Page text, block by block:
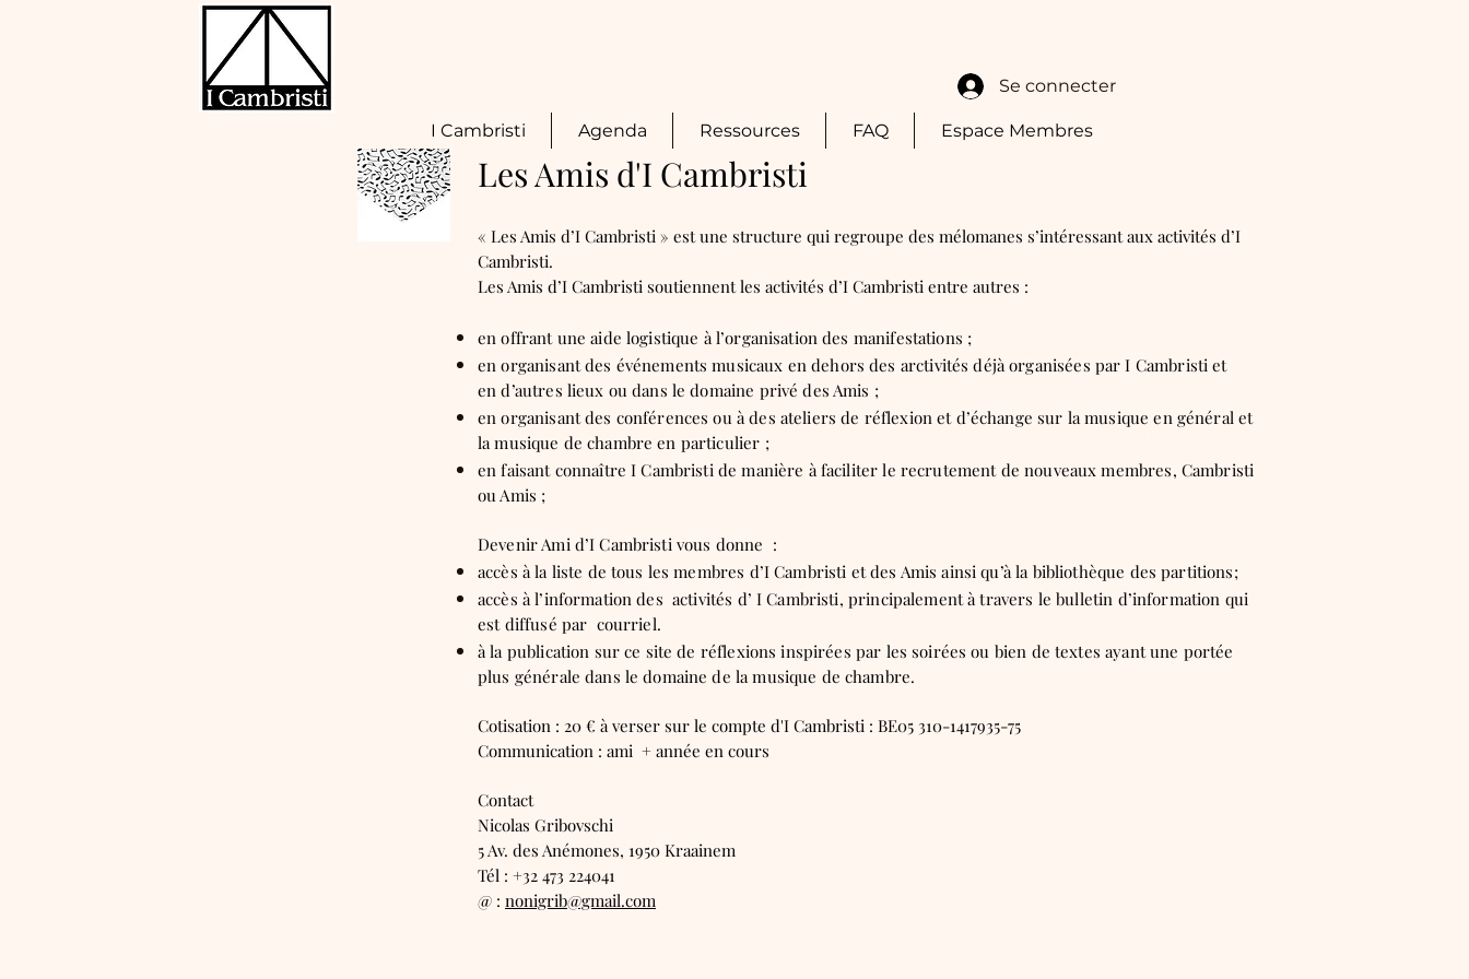
Se connecter
I Cambristi Agenda Ressources FAQ Espace Membres
Les Amis d'I Cambristi
« Les Amis d’I Cambristi » est une structure qui regroupe des mélomanes s’intéressant aux activités d’I
Cambristi.
Les Amis d’I Cambristi soutiennent les activités d’I Cambristi entre autres :
en offrant une aide logistique à l’organisation des manifestations ;
en organisant des événements musicaux en dehors des arctivités déjà organisées par I Cambristi et
en d’autres lieux ou dans le domaine privé des Amis ;
en organisant des conférences ou à des ateliers de réflexion et d’échange sur la musique en général et
la musique de chambre en particulier ;
en faisant connaître I Cambristi de manière à faciliter le recrutement de nouveaux membres, Cambristi
ou Amis ;
Devenir Ami d’I Cambristi vous donne :
accès à la liste de tous les membres d’I Cambristi et des Amis ainsi qu’à la bibliothèque des partitions;
accès à l’information des activités d’ I Cambristi, principalement à travers le bulletin d’information qui
est diffusé par courriel.
à la publication sur ce site de réflexions inspirées par les soirées ou bien de textes ayant une portée
plus générale dans le domaine de la musique de chambre.
Cotisation : 20 € à verser sur le compte d'I Cambristi : BE05 310-1417935-75
Communication : ami + année en cours
Contact
Nicolas Gribovschi
5 Av. des Anémones, 1950 Kraainem
Tél : +32 473 224041
@ : nonigrib@gmail.com